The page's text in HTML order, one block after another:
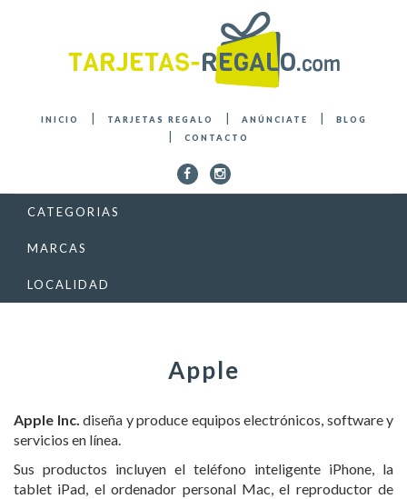
INICIO TARJETAS REGALO ANÚNCIATE
BLOG
CONTACTO
CATEGORIAS
MARCAS
LOCALIDAD
Apple
Apple Inc. diseña y produce equipos electrónicos, software y
servicios en línea.
Sus productos incluyen el teléfono inteligente iPhone, la
tablet iPad, el ordenador personal Mac, el reproductor de